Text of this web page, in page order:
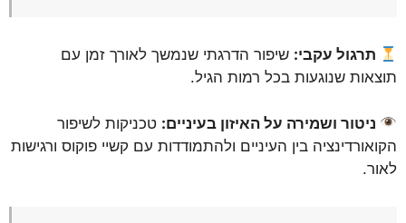
תרגול עקבי: שיפור הדרגתי שנמשך לאורך זמן עם
תוצאות שנוגעות בכל רמות הגיל.
ניטור ושמירה על האיזון בעיניים: טכניקות לשיפור
הקואורדינציה בין העיניים ולהתמודדות עם קשיי פוקוס ורגישות
לאור.